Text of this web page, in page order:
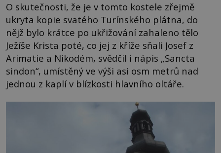
O skutečnosti, že je v tomto kostele zřejmě
ukryta kopie svatého Turínského plátna, do
nějž bylo krátce po ukřižování zahaleno tělo
Ježíše Krista poté, co jej z kříže sňali Josef z
Arimatie a Nikodém, svědčil i nápis „Sancta
sindon“, umístěný ve výši asi osm metrů nad
jednou z kaplí v blízkosti hlavního oltáře.